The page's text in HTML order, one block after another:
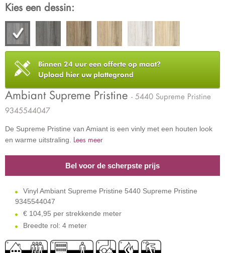
Kies een dessin:
Binnen 24 uur een offerte op maat?
Upload hier uw plattegrond
Ambiant Supreme Pristine - 5440 Supreme Pristine
9345544047
De Supreme Pristine van Amiant is een vinly met een houten look
en warme uitstraling. Lees meer
Bel voor de scherpste prijs
Vinyl Ambiant Supreme Pristine 5440 Supreme Pristine
9345544047
€ 104,95 per strekkende meter
Breedte rol: 4 meter